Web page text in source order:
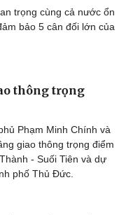
trọng cùng cả nước ổn
bảo 5 cân đối lớn của
thông trọng
Phạm Minh Chính và
giao thông trọng điểm
- Suối Tiên và dự
phố Thủ Đức.